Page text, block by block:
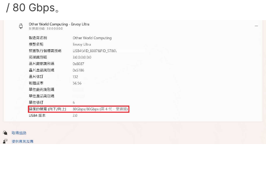
/ 80 Gbps。